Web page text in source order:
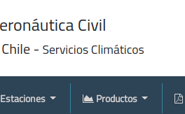
Estaciones Productos